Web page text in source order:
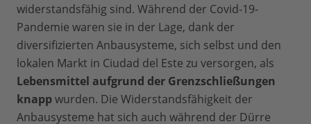
widerstandsfähig sind. Während der Covid-19-
Pandemie waren sie in der Lage, dank der
diversifizierten Anbausysteme, sich selbst und den
lokalen Markt in Ciudad del Este zu versorgen, als
Lebensmittel aufgrund der Grenzschließungen
knappwurden. Die Widerstandsfähigkeit der
Anbausysteme hat sich auch während der Dürre